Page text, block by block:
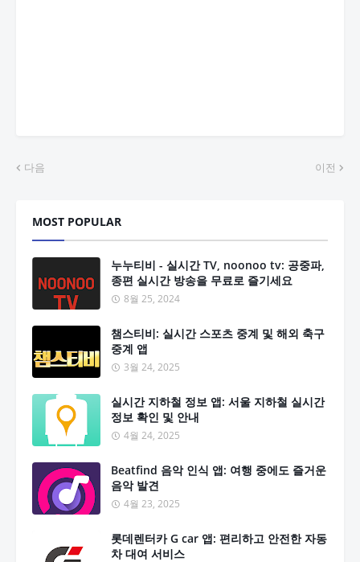
다음 이전
MOST POPULAR
누누티비 - 실시간 TV, noonoo tv: 공중파,
종편 실시간 방송을 무료로 즐기세요
8월 25, 2024
챔스티비: 실시간 스포츠 중계 및 해외 축구
중계 앱
3월 24, 2025
실시간 지하철 정보 앱: 서울 지하철 실시간
정보 확인 및 안내
4월 24, 2025
Beatfind 음악 인식 앱: 여행 중에도 즐거운
음악 발견
4월 23, 2025
롯데렌터카 G car 앱: 편리하고 안전한 자동
차 대여 서비스